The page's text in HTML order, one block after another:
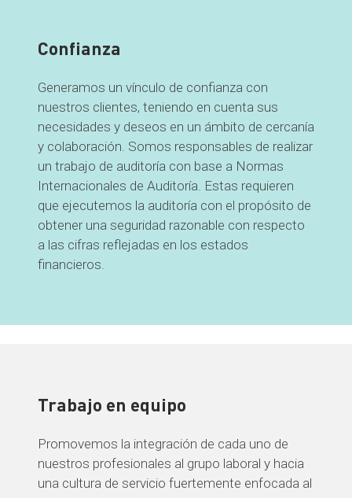
Confianza
Generamos un vínculo de confianza con
nuestros clientes, teniendo en cuenta sus
necesidades y deseos en un ámbito de cercanía
y colaboración. Somos responsables de realizar
un trabajo de auditoría con base a Normas
Internacionales de Auditoría. Estas requieren
que ejecutemos la auditoría con el propósito de
obtener una seguridad razonable con respecto
a las cifras reflejadas en los estados
financieros.
Trabajo en equipo
Promovemos la integración de cada uno de
nuestros profesionales al grupo laboral y hacia
una cultura de servicio fuertemente enfocada al